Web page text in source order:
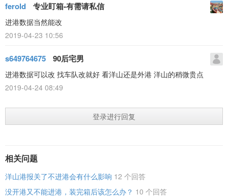
ferold 专业盯箱-有需请私信
进港数据当然能改
2019-04-23 10:56
s649764675 90后宅男
进港数据可以改 找车队改就好 看洋山还是外港 洋山的稍微贵点
2019-04-24 08:49
登录进行回复
相关问题
洋山港报关了不进港会有什么影响 12 个回答
没开港又不能进港，装完箱后该怎么办？ 10 个回答